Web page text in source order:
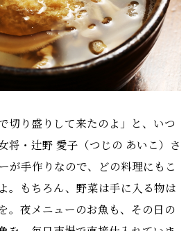
切り盛りして来たのよ」と、いつ
将・辻野 愛子（つじの あいこ）さ
が手作りなので、どの料理にもこ
。もちろん、野菜は手に入る物は
。夜メニューのお魚も、その日の